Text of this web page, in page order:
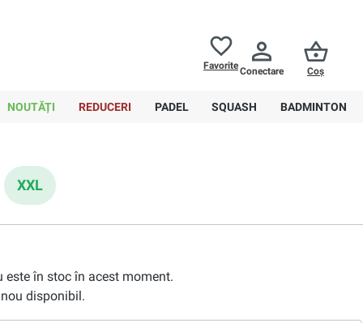
FavoriteConectare Coș
NOUTĂȚI REDUCERI PADEL SQUASH BADMINTON
XXL
în stoc în acest moment.
disponibil.